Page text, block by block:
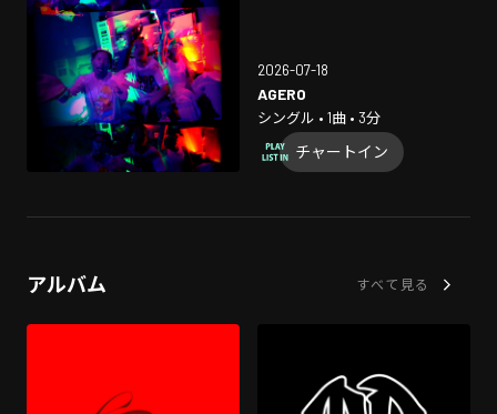
2026-07-18
AGERO
シングル • 1曲 • 3分
チャートイン
アルバム すべて見る